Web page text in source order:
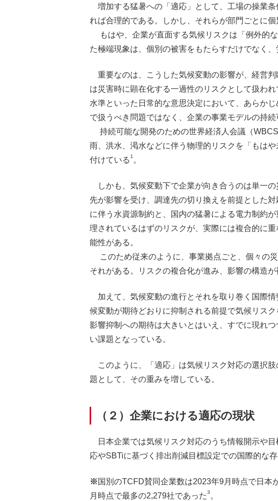
増加する猛暑への「適応」として、工場の操業
れば合理的である。しかし、それらが部門ごとに
もはや、企業が直面する気候リスクは「例外的
た極端現象は、個別の被害をもたらすだけでなく
重要なのは、こうした気候変動の影響が、経営
は災害時に顕在化する一過性のリスクとして扱わ
水準といった日常的な意思決定において、あらか
で扱うべき問題ではなく、企業の事業モデルの持
持続可能な開発のための世界経済人会議（
雨、洪水、渇水などに伴う物理的リスクを「もは
付けている 1 。
しかも、気候変動下で企業が向き合うのは単一
先が影響を受け、調達先の切り換えを前提とした
に伴う水資源制約と、国内の猛暑による電力制約
理されているはずのリスクが、実際には複合的に
能性がある。
このため従来のように、事業拠点ごと、個々の
それがある。リスクの複合化が進み、影響の構造
加えて、気候変動の進行とそれを取り巻く国際
候変動が期待どおりに抑制される前提で気候リス
影響抑制への期待は大きいとはいえ、すでに現れ
い課題となっている。
このように、「適応」は気候リスク対応の選択
題として、その重みを増している。
（２）企業における適応の現状
日本企業では気候リスク対応のうち情報開示や
応やSBTiに基づく排出削減目標設定での国際的な
※国別のTCFD賛同企業数は2023年9月時点で日本
月時点で最多の2,279社であった3 。